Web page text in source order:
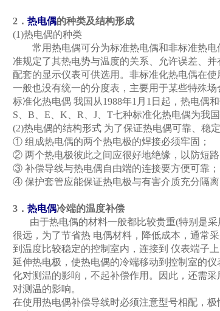
2． 热电偶的种类及结构形成
(1)热电偶的种类
常用热电偶可分为标准热电偶和非标准热电
准规定了其热电势与温度的关系、允许误差、
配套的显示仪表可供选用。非标准化热电偶在
一般也没有统一的分度表，主要用于某些特殊场
标准化热电偶 我国从1988年1月1日起，热电偶
S、B、E、K、R、J、T七种标准化热电偶为我
(2)热电偶的结构形式 为了保证热电偶可靠、稳
① 组成热电偶的两个热电极的焊接必须牢固；
② 两个热电极彼此之间应很好地绝缘，以防短路
③ 补偿导线与热电偶自由端的连接要方便可靠；
④ 保护套管应能保证热电极与有害介质充分隔离
3． 热电偶冷端的温度补偿
由于热电偶的材料一般都比较贵重(特别是采
很远，为了节省热 电偶材料，降低成本，通常
到温度比较稳定的控制室内，连接到 仪表端子
延伸热电极，使热电偶的冷端移动到控制室的
化对测温的影响，不起补偿作用。因此，还需
对测温的影响。
在使用热电偶补偿导线时必须注意型号相配，